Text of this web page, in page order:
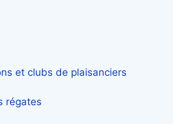
et clubs de plaisanciers
régates